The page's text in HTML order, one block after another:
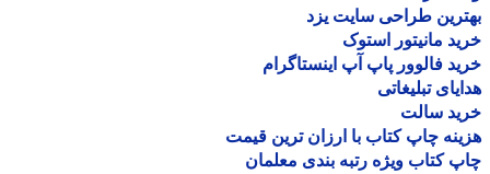
طراحی سایت یزد
مانیتور استوک
فالوور پاپ آپ اینستاگرام
تبلیغاتی
سالت
چاپ کتاب با ارزان ترین قیمت
کتاب ویژه رتبه بندی معلمان